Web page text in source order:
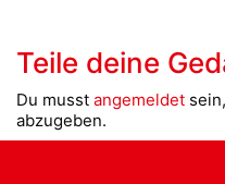
Teile deine
Du musst angemeldet
abzugeben.